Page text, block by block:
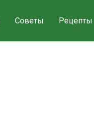
Советы Рецепты